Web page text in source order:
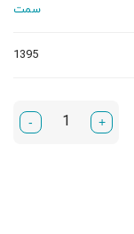
سمت
1395
+
-